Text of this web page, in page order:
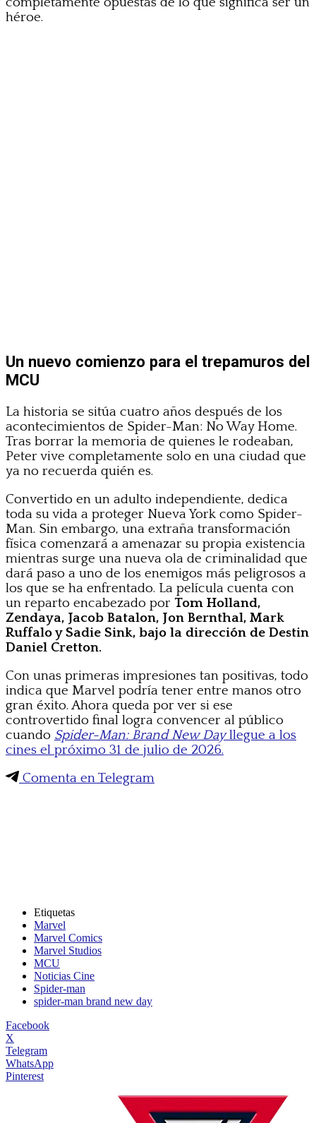
héroe.
Un nuevo comienzo para el trepamuros del
MCU
La historia se sitúa cuatro años después de los
acontecimientos de Spider-Man: No Way Home.
Tras borrar la memoria de quienes le rodeaban,
Peter vive completamente solo en una ciudad que
ya no recuerda quién es.
Convertido en un adulto independiente, dedica
toda su vida a proteger Nueva York como Spider-
Man. Sin embargo, una extraña transformación
física comenzará a amenazar su propia existencia
mientras surge una nueva ola de criminalidad que
dará paso a uno de los enemigos más peligrosos a
los que se ha enfrentado. La película cuenta con
un reparto encabezado por Tom Holland,
Zendaya, Jacob Batalon, Jon Bernthal, Mark
Ruffalo y Sadie Sink, bajo la dirección de Destin
Daniel Cretton.
Con unas primeras impresiones tan positivas, todo
indica que Marvel podría tener entre manos otro
gran éxito. Ahora queda por ver si ese
controvertido final logra convencer al público
cuando Spider-Man: Brand New Dayllegue a los
cines el próximo 31 de julio de 2026.
Comenta en Telegram
Etiquetas
Marvel
Marvel Comics
Marvel Studios
MCU
Noticias Cine
Spider-man
spider-man brand new day
Facebook
X
Telegram
WhatsApp
Pinterest